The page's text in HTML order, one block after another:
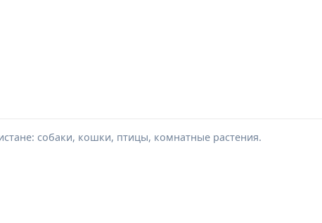
собаки, кошки, птицы, комнатные растения.